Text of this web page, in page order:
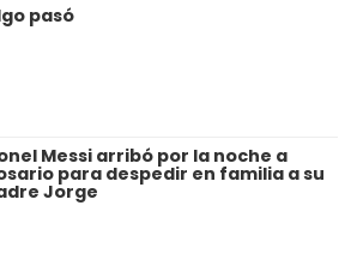
pasó
Messi arribó por la noche a
para despedir en familia a su
Jorge